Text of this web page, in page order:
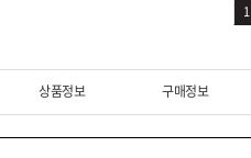
1
상품정보 구매정보